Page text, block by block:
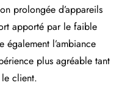
prolongée d’appareils
apporté par le faible
également l’ambiance
plus agréable tant
client.